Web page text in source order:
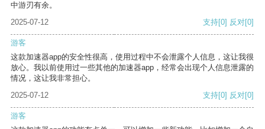
中游刃有余。
2025-07-12
支持[0] 反对[0]
游客
这款加速器app的安全性很高，使用过程中不会泄露个人信息，这让我很
放心。我以前使用过一些其他的加速器app，经常会出现个人信息泄露的
情况，这让我非常担心。
2025-07-12
支持[0] 反对[0]
游客